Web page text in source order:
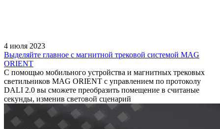
4 июля 2023
Выделяйте главное с магнитной трековой системой MAG
ORIENT
С помощью мобильного устройства и магнитных трековых
светильников MAG ORIENT с управлением по протоколу
DALI 2.0 вы сможете преобразить помещение в считаные
секунды, изменив световой сценарий